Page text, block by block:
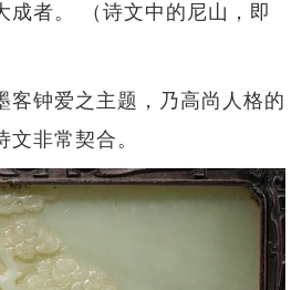
成者。 （诗文中的尼山，即
客钟爱之主题，乃高尚人格的
非常契合。